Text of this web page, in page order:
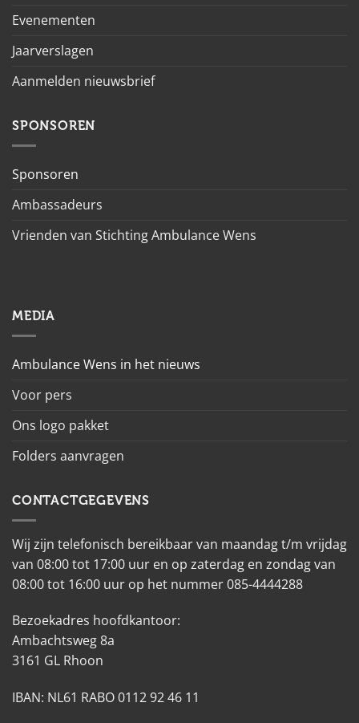
Evenementen
Jaarverslagen
Aanmelden nieuwsbrief
SPONSOREN
Sponsoren
Ambassadeurs
Vrienden van Stichting Ambulance Wens
MEDIA
Ambulance Wens in het nieuws
Voor pers
Ons logo pakket
Folders aanvragen
CONTACTGEGEVENS
Wij zijn telefonisch bereikbaar van maandag t/m vrijdag
van 08:00 tot 17:00 uur en op zaterdag en zondag van
08:00 tot 16:00 uur op het nummer 085-4444288
Bezoekadres hoofdkantoor:
Ambachtsweg 8a
3161 GL Rhoon
IBAN: NL61 RABO 0112 92 46 11